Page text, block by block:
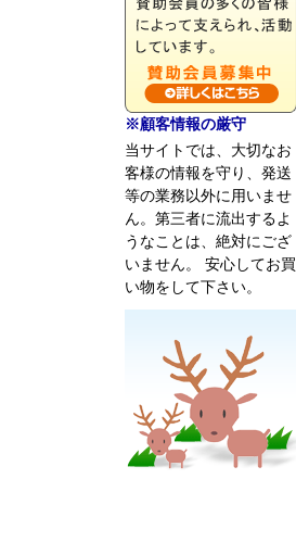
※顧客情報の厳守
当サイトでは、大切なお
客様の情報を守り、発送
等の業務以外に用いませ
ん。第三者に流出するよ
うなことは、絶対にござ
いません。 安心してお買
い物をして下さい。